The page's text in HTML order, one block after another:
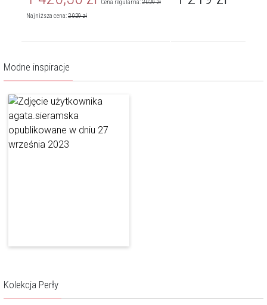
Cena regularna:2 029zł
Najniższa cena:2 029zł
Modne inspiracje
Kolekcja Perły